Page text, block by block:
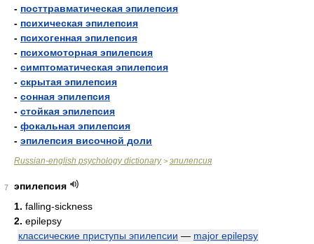
- посттравматическая эпилепсия
- психическая эпилепсия
- психогенная эпилепсия
- психомоторная эпилепсия
- симптоматическая эпилепсия
- скрытая эпилепсия
- сонная эпилепсия
- стойкая эпилепсия
- фокальная эпилепсия
- эпилепсия височной доли
Russian-english psychology dictionary> эпилепсия
7
эпилепсия
1. falling-sickness
2. epilepsy
классические приступы эпилепсии — major epilepsy